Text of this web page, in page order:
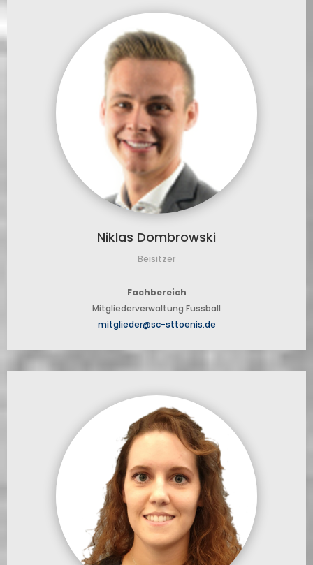
Niklas Dombrowski
Beisitzer
Fachbereich
Mitglieder­verwaltung Fussball
mitglieder@sc-sttoenis.de